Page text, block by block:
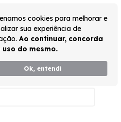
cookies para melhorar e
sua experiência de
Ao continuar, concorda
uso do mesmo.
Ok, entendi